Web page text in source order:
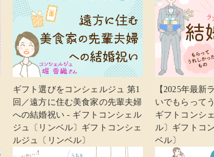
ギフト選びをコンシェルジュ 第1
回／遠方に住む美食家の先輩夫婦
への結婚祝い - ギフトコンシェル
ジュ〔リンベル〕ギフトコンシェ
ルジュ〔リンベル〕
【2025年最新
いでもらって
ギフトコンシ
ル〕ギフトコ
ベル〕